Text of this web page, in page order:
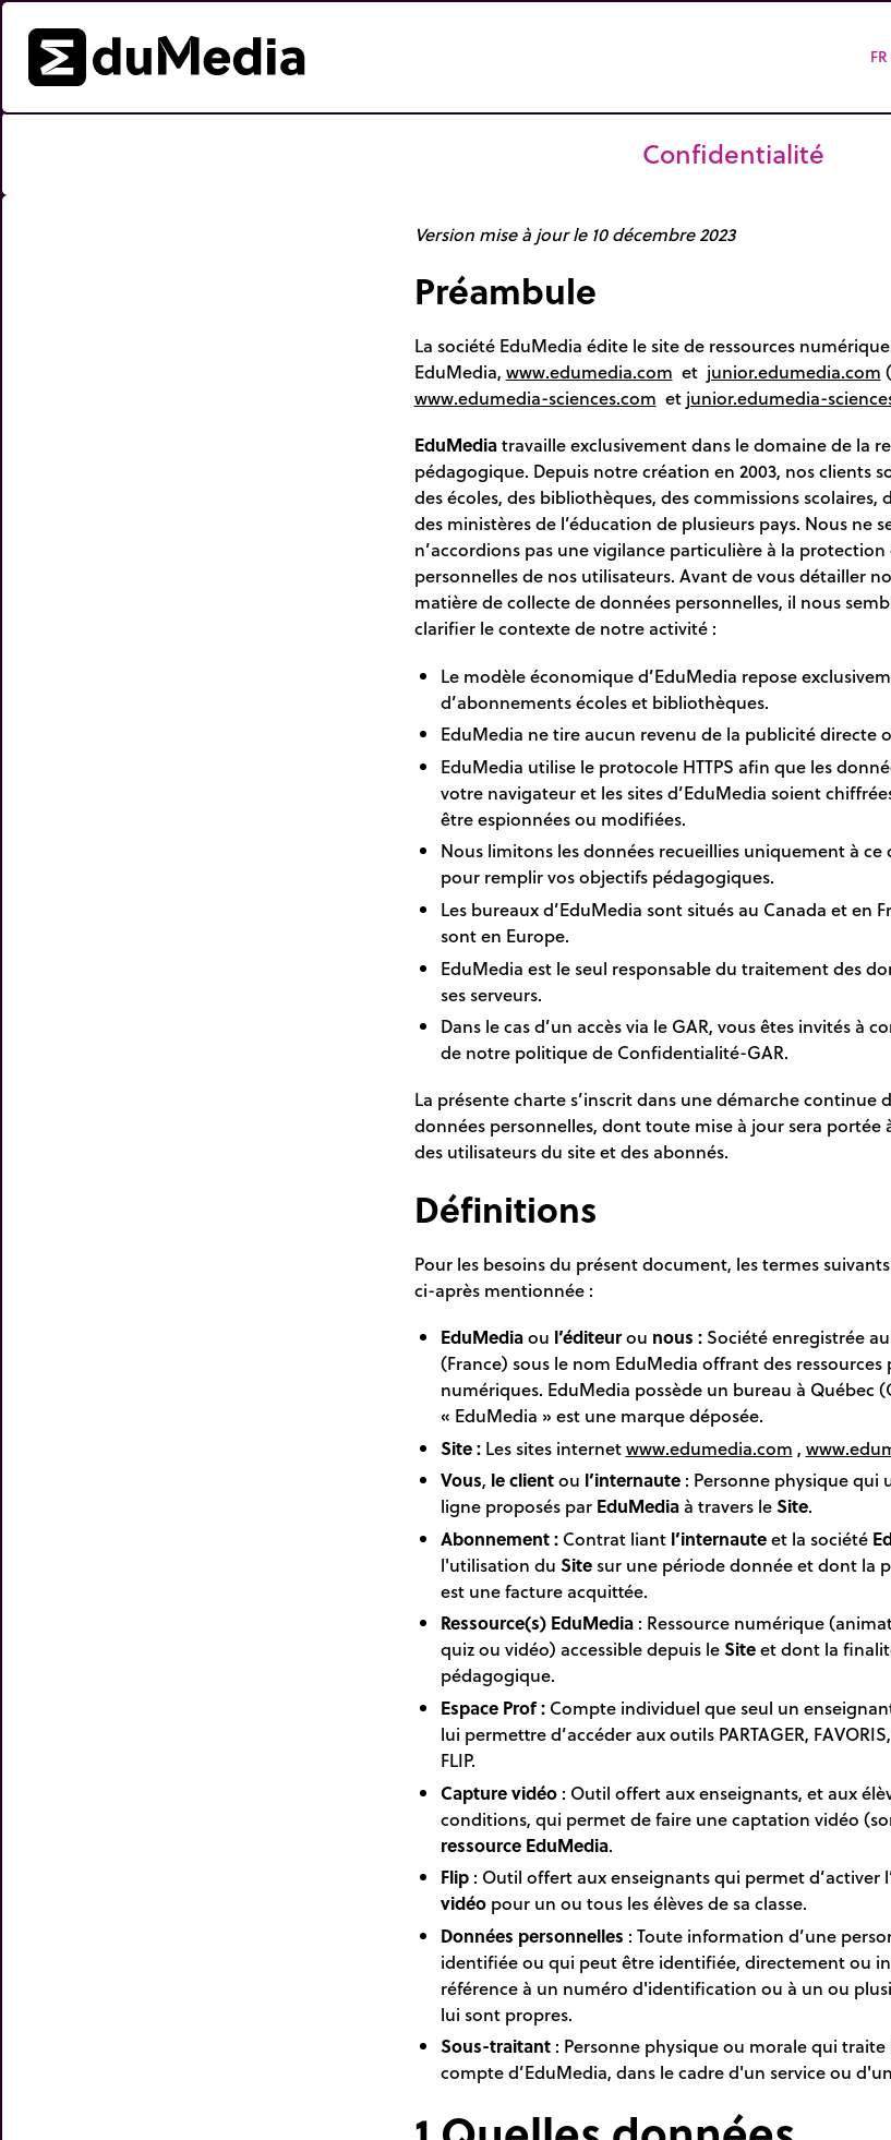
FR
Confidentialité
Version mise à jour le 10 décembre 2023
Préambule
La société EduMedia édite le site de ressources
EduMedia, www.edumedia.com et junior.edumedia.com
www.edumedia-sciences.com et junior.edumedia-
EduMediatravaille exclusivement dans le domaine de la
pédagogique. Depuis notre création en 2003, nos clients
des écoles, des bibliothèques, des commissions scolaires,
des ministères de l’éducation de plusieurs pays. Nous ne
n’accordions pas une vigilance particulière à la protection
personnelles de nos utilisateurs. Avant de vous détailler
matière de collecte de données personnelles, il nous
clarifier le contexte de notre activité :
Le modèle économique d’EduMedia repose
d’abonnements écoles et bibliothèques.
EduMedia ne tire aucun revenu de la publicité directe
EduMedia utilise le protocole HTTPS afin que les
votre navigateur et les sites d’EduMedia soient
être espionnées ou modifiées.
Nous limitons les données recueillies uniquement à ce
pour remplir vos objectifs pédagogiques.
Les bureaux d’EduMedia sont situés au Canada et en
sont en Europe.
EduMedia est le seul responsable du traitement des
ses serveurs.
Dans le cas d’un accès via le GAR, vous êtes invités à
de notre politique de Confidentialité-GAR.
La présente charte s’inscrit dans une démarche continue
données personnelles, dont toute mise à jour sera portée
des utilisateurs du site et des abonnés.
Définitions
Pour les besoins du présent document, les termes
ci-après mentionnée :
EduMediaou l’éditeurou nous :Société enregistrée
(France) sous le nom EduMedia offrant des
numériques. EduMedia possède un bureau à Québec
« EduMedia » est une marque déposée.
Site :Les sites internetwww.edumedia.com ,
Vous, le clientou l’internaute: Personne physique qui
ligne proposés par EduMediaà travers leSite.
Abonnement :Contrat liant l’internauteet la société
l'utilisation du Sitesur une période donnée et dont la
est une facture acquittée.
Ressource(s) EduMedia : Ressource numérique
quiz ou vidéo) accessible depuis leSiteet dont la
pédagogique.
Espace Prof :Compte individuel que seul un
lui permettre d’accéder aux outils PARTAGER,
FLIP.
Capture vidéo : Outil offert aux enseignants, et aux
conditions, qui permet de faire une captation vidéo
ressource EduMedia.
Flip : Outil offert aux enseignants qui permet d’activer
vidéopour un ou tous les élèves de sa classe.
Données personnelles : Toute information d’une
identifiée ou qui peut être identifiée, directement ou
référence à un numéro d'identification ou à un ou
lui sont propres.
Sous-traitant: Personne physique ou morale qui traite
compte d’EduMedia, dans le cadre d'un service ou